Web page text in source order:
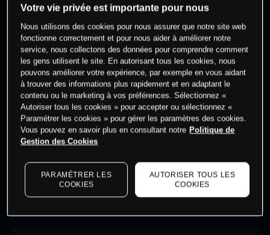
Commencez à trader
Les prix sont indicatifs.Connectez-vouspour voir les
dernières données du marché.
Log in
to see latest
Votre vie privée est importante pour nous
Nous utilisons des cookies pour nous assurer que notre site web
fonctionne correctement et pour nous aider à améliorer notre
service, nous collectons des données pour comprendre comment
les gens utilisent le site. En autorisant tous les cookies, nous
pouvons améliorer votre expérience, par exemple en vous aidant
à trouver des informations plus rapidement et en adaptant le
contenu ou le marketing à vos préférences. Sélectionnez «
Autoriser tous les cookies » pour accepter ou sélectionnez «
Paramétrer les cookies » pour gérer les paramètres des cookies.
Vous pouvez en savoir plus en consultant notre Politique de
Gestion des Cookies
PARAMÉTRER LES
COOKIES
AUTORISER TOUS LES
COOKIES